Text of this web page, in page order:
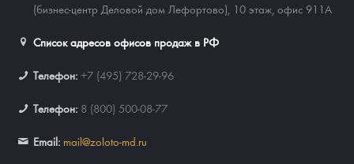
(бизнес-центр Деловой дом Лефортово), 10 этаж, офис 911А
Список адресов офисов продаж в РФ
Телефон: +7 (495) 728-29-96
Телефон: 8 (800) 500-08-77
Email: mail@zoloto-md.ru